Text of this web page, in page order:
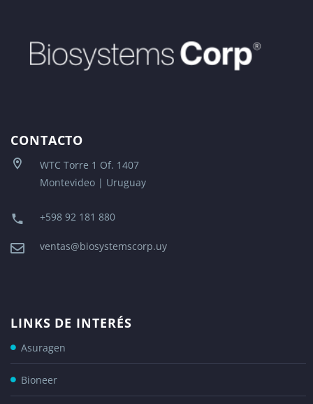
CONTACTO
WTC Torre 1 Of. 1407
Montevideo | Uruguay
+598 92 181 880
ventas@biosystemscorp.uy
LINKS DE INTERÉS
Asuragen
Bioneer